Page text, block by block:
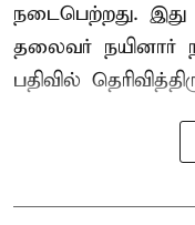
நடைபெற்றது.
தலைவர் நயினார்
பதிவில்